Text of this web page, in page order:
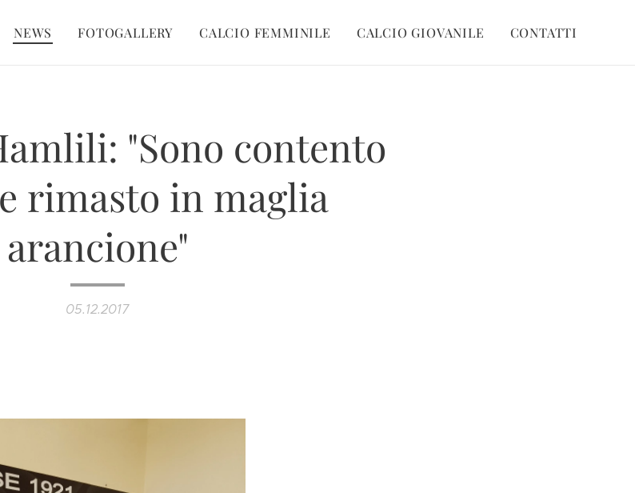
NEWS FOTOGALLERY CALCIO FEMMINILE CALCIO GIOVANILE CONTATTI
"Sono contento
rimasto in maglia
arancione"
05.12.2017